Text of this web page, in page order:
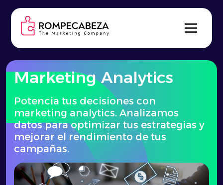
content
Marketing Analytics
Potencia tus decisiones con
marketing analytics. Analizamos
datos para optimizar tus estrategias y
mejorar el rendimiento de tus
campañas.